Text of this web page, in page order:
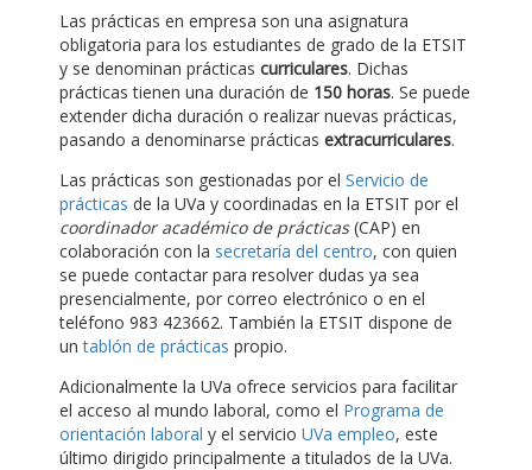
Las prácticas en empresa son una asignatura
obligatoria para los estudiantes de grado de la ETSIT
y se denominan prácticas curriculares. Dichas
prácticas tienen una duración de 150 horas. Se puede
extender dicha duración o realizar nuevas prácticas,
pasando a denominarse prácticas extracurriculares.
Las prácticas son gestionadas por el Servicio de
prácticas de la UVa y coordinadas en la ETSIT por el
coordinador académico de prácticas(CAP) en
colaboración con la secretaría del centro, con quien
se puede contactar para resolver dudas ya sea
presencialmente, por correo electrónico o en el
teléfono 983 423662. También la ETSIT dispone de
untablón de prácticas propio.
Adicionalmente la UVa ofrece servicios para facilitar
el acceso al mundo laboral, como el Programa de
orientación laboral y el servicio UVa empleo, este
último dirigido principalmente a titulados de la UVa.